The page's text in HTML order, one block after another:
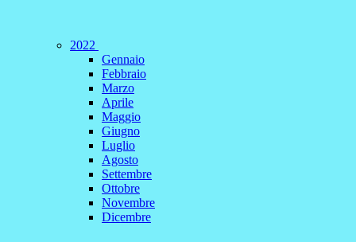
2022
Gennaio
Febbraio
Marzo
Aprile
Maggio
Giugno
Luglio
Agosto
Settembre
Ottobre
Novembre
Dicembre